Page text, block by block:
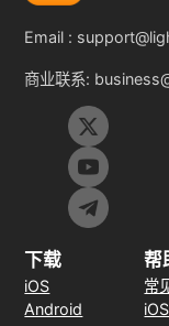
Email :
商业联系:
下载
iOS
Android
帮
常